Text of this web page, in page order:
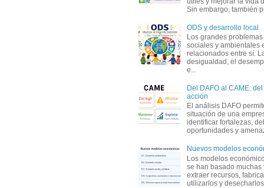
Sin embargo, también
ODS y desarrollo local
Los grandes
sociales y ambientales
relacionados entre sí.
desigualdad, el
e...
Del DAFO al CAME:
acción
El análisis DAFO
situación de una
identificar fortalezas,
oportunidades y
Nuevos modelos
Los modelos
se han basado muchas
extraer recursos,
utilizarlos y